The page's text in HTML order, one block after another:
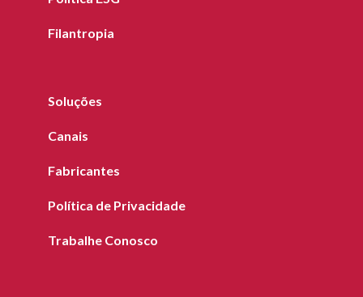
Filantropia
Soluções
Canais
Fabricantes
Política de Privacidade
Trabalhe Conosco